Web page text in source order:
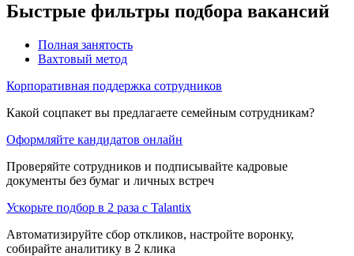
Быстрые фильтры подбора вакансий
Полная занятость
Вахтовый метод
Корпоративная поддержка сотрудников
Какой соцпакет вы предлагаете семейным сотрудникам?
Оформляйте кандидатов онлайн
Проверяйте сотрудников и подписывайте кадровые
документы без бумаг и личных встреч
Ускорьте подбор в 2 раза с Talantix
Автоматизируйте сбор откликов, настройте воронку,
собирайте аналитику в 2 клика